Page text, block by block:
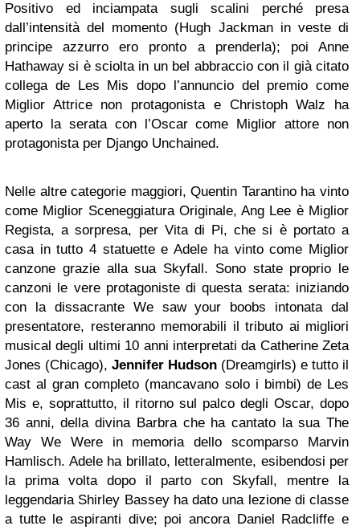
Positivo ed inciampata sugli scalini perché presa
dall’intensità del momento (Hugh Jackman in veste di
principe azzurro ero pronto a prenderla); poi Anne
Hathaway si è sciolta in un bel abbraccio con il già citato
collega de Les Mis dopo l’annuncio del premio come
Miglior Attrice non protagonistae Christoph Walz ha
aperto la serata con l’Oscar come Miglior attore non
protagonistaper Django Unchained.
Nelle altre categorie maggiori, Quentin Tarantino ha vinto
come Miglior Sceneggiatura Originale, Ang Lee è Miglior
Regista, a sorpresa, per Vita di Pi, che si è portato a
casa in tutto 4 statuette e Adele ha vinto come Miglior
canzone grazie alla sua Skyfall. Sono state proprio le
canzoni le vere protagoniste di questa serata: iniziando
con la dissacrante We saw your boobs intonata dal
presentatore, resteranno memorabili il tributo ai migliori
musical degli ultimi 10 anni interpretati da Catherine Zeta
Jones (Chicago), Jennifer Hudson (Dreamgirls) e tutto il
cast al gran completo (mancavano solo i bimbi) de Les
Mis e, soprattutto, il ritorno sul palco degli Oscar, dopo
36 anni, della divina Barbra che ha cantato la sua The
Way We Were in memoria dello scomparso Marvin
Hamlisch. Adele ha brillato, letteralmente, esibendosi per
la prima volta dopo il parto con Skyfall, mentre la
leggendaria Shirley Bassey ha dato una lezione di classe
a tutte le aspiranti dive; poi ancora Daniel Radcliffe e